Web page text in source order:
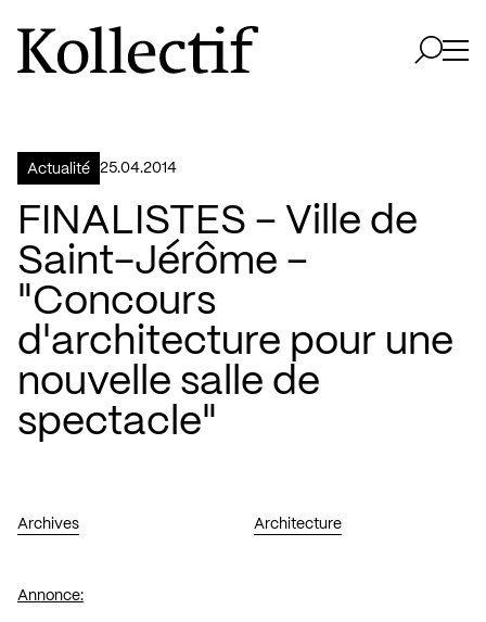
Aller à la page d'accueil
Logo Kollectif
Actualité 25.04.2014
FINALISTES – Ville de
Saint-Jérôme –
"Concours
d'architecture pour une
nouvelle salle de
spectacle"
Archives Architecture
Annonce: